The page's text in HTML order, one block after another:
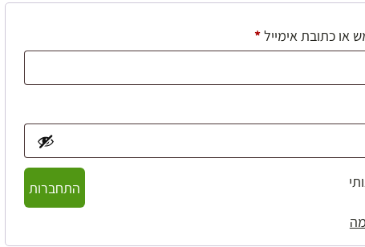
או כתובת אימייל*חובה
התחברות